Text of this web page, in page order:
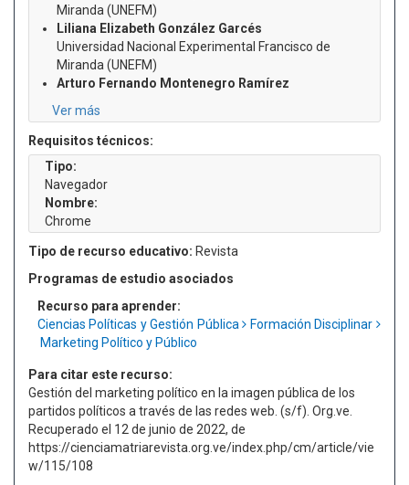
Miranda (UNEFM)
Liliana Elizabeth González Garcés
Universidad Nacional Experimental Francisco de
Miranda (UNEFM)
Arturo Fernando Montenegro Ramírez
Ver más
Requisitos técnicos:
Tipo:
Navegador
Nombre:
Chrome
Tipo de recurso educativo: Revista
Programas de estudio asociados
Recurso para aprender:
Ciencias Políticas y Gestión Pública
Formación Disciplinar
Marketing Político y Público
Para citar este recurso:
Gestión del marketing político en la imagen pública de los
partidos políticos a través de las redes web. (s/f). Org.ve.
Recuperado el 12 de junio de 2022, de
https://cienciamatriarevista.org.ve/index.php/cm/article/vie
w/115/108